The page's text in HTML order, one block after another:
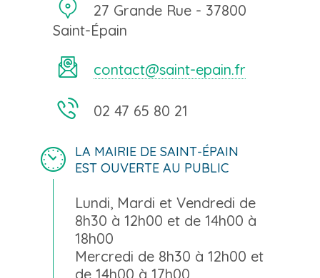
27 Grande Rue - 37800
Saint-Épain
contact@saint-epain.fr
02 47 65 80 21
LA MAIRIE DE SAINT-ÉPAIN
EST OUVERTE AU PUBLIC
Lundi, Mardi et Vendredi de
8h30 à 12h00 et de 14h00 à
18h00
Mercredi de 8h30 à 12h00 et
de 14h00 à 17h00